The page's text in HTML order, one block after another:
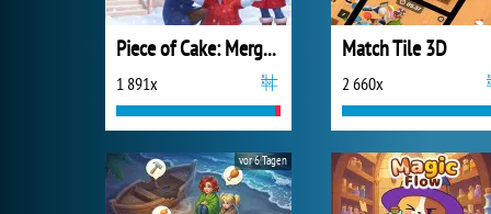
Piece of Cake: Merge and Bake
1 891x
Match Tile 3D
2 660x
vor 6 Tagen